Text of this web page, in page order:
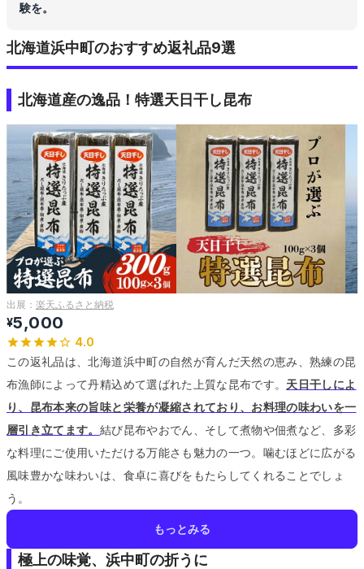
験を。
北海道浜中町のおすすめ返礼品9選
北海道産の逸品！特選天日干し昆布
出展： 楽天ふるさと納税
¥5,000
4.0
この返礼品は、北海道浜中町の自然が育んだ天然の恵み、熟練の昆
布漁師によって丹精込めて選ばれた上質な昆布です。 天日干しによ
り、昆布本来の旨味と栄養が凝縮されており、お料理の味わいを一
層引き立てます。 結び昆布やおでん、そして煮物や佃煮など、多彩
な料理にご使用いただける万能さも魅力の一つ。 噛むほどに広がる
風味豊かな味わいは、食卓に喜びをもたらしてくれることでしょ
う。
もっとみる
極上の味覚、浜中町の折うに